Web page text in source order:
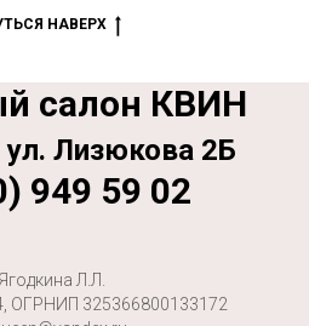
НАВЕРХ
салон КВИН
Лизюкова 2Б
949 59 02
Л.Л.
ОГРНИП 325366800133172